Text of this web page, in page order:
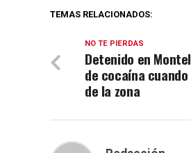
TEMAS RELACIONADOS:
NO TE PIERDAS
Detenido en
de cocaína
de la zona